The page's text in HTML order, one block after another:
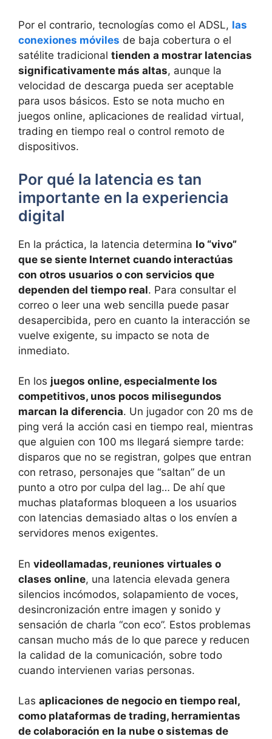
Por el contrario, tecnologías como el ADSL, las
conexiones móviles de baja cobertura o el
satélite tradicional tienden a mostrar latencias
significativamente más altas, aunque la
velocidad de descarga pueda ser aceptable
para usos básicos. Esto se nota mucho en
juegos online, aplicaciones de realidad virtual,
trading en tiempo real o control remoto de
dispositivos.
Por qué la latencia es tan
importante en la experiencia
digital
En la práctica, la latencia determina lo “vivo”
que se siente Internet cuando interactúas
con otros usuarios o con servicios que
dependen del tiempo real. Para consultar el
correo o leer una web sencilla puede pasar
desapercibida, pero en cuanto la interacción se
vuelve exigente, su impacto se nota de
inmediato.
En los juegos online, especialmente los
competitivos, unos pocos milisegundos
marcan la diferencia. Un jugador con 20 ms de
ping verá la acción casi en tiempo real, mientras
que alguien con 100 ms llegará siempre tarde:
disparos que no se registran, golpes que entran
con retraso, personajes que “saltan” de un
punto a otro por culpa del lag… De ahí que
muchas plataformas bloqueen a los usuarios
con latencias demasiado altas o los envíen a
servidores menos exigentes.
En videollamadas, reuniones virtuales o
clases online, una latencia elevada genera
silencios incómodos, solapamiento de voces,
desincronización entre imagen y sonido y
sensación de charla “con eco”. Estos problemas
cansan mucho más de lo que parece y reducen
la calidad de la comunicación, sobre todo
cuando intervienen varias personas.
Las aplicaciones de negocio en tiempo real,
como plataformas de trading, herramientas
de colaboración en la nube o sistemas de